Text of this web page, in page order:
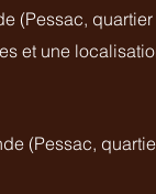
(Pessac,
et une
(Pessac,